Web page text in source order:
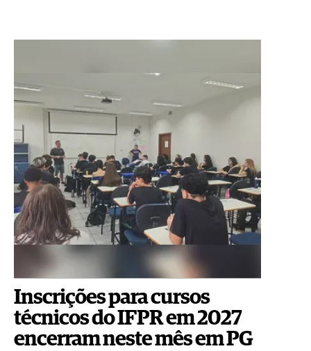
Inscrições para cursos
técnicos do IFPR em 2027
encerram neste mês em PG